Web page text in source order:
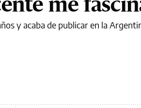
y acaba de publicar en la